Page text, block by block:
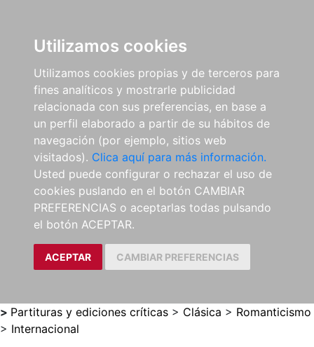
Utilizamos cookies
Utilizamos cookies propias y de terceros para
fines analíticos y mostrarle publicidad
relacionada con sus preferencias, en base a
un perfil elaborado a partir de su hábitos de
navegación (por ejemplo, sitios web
visitados). Clica aquí para más información.
Usted puede configurar o rechazar el uso de
cookies puslando en el botón CAMBIAR
PREFERENCIAS o aceptarlas todas pulsando
el botón ACEPTAR.
ACEPTAR CAMBIAR PREFERENCIAS
> Partituras y ediciones críticas > Clásica > Romanticismo
> Internacional